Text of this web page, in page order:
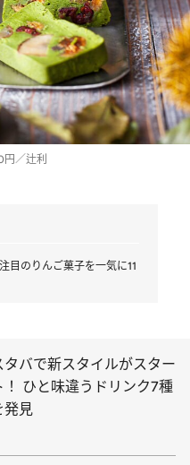
／辻利
目のりんご菓子を一気に11
タバで新スタイルがスター
！ ひと味違うドリンク7種
発見